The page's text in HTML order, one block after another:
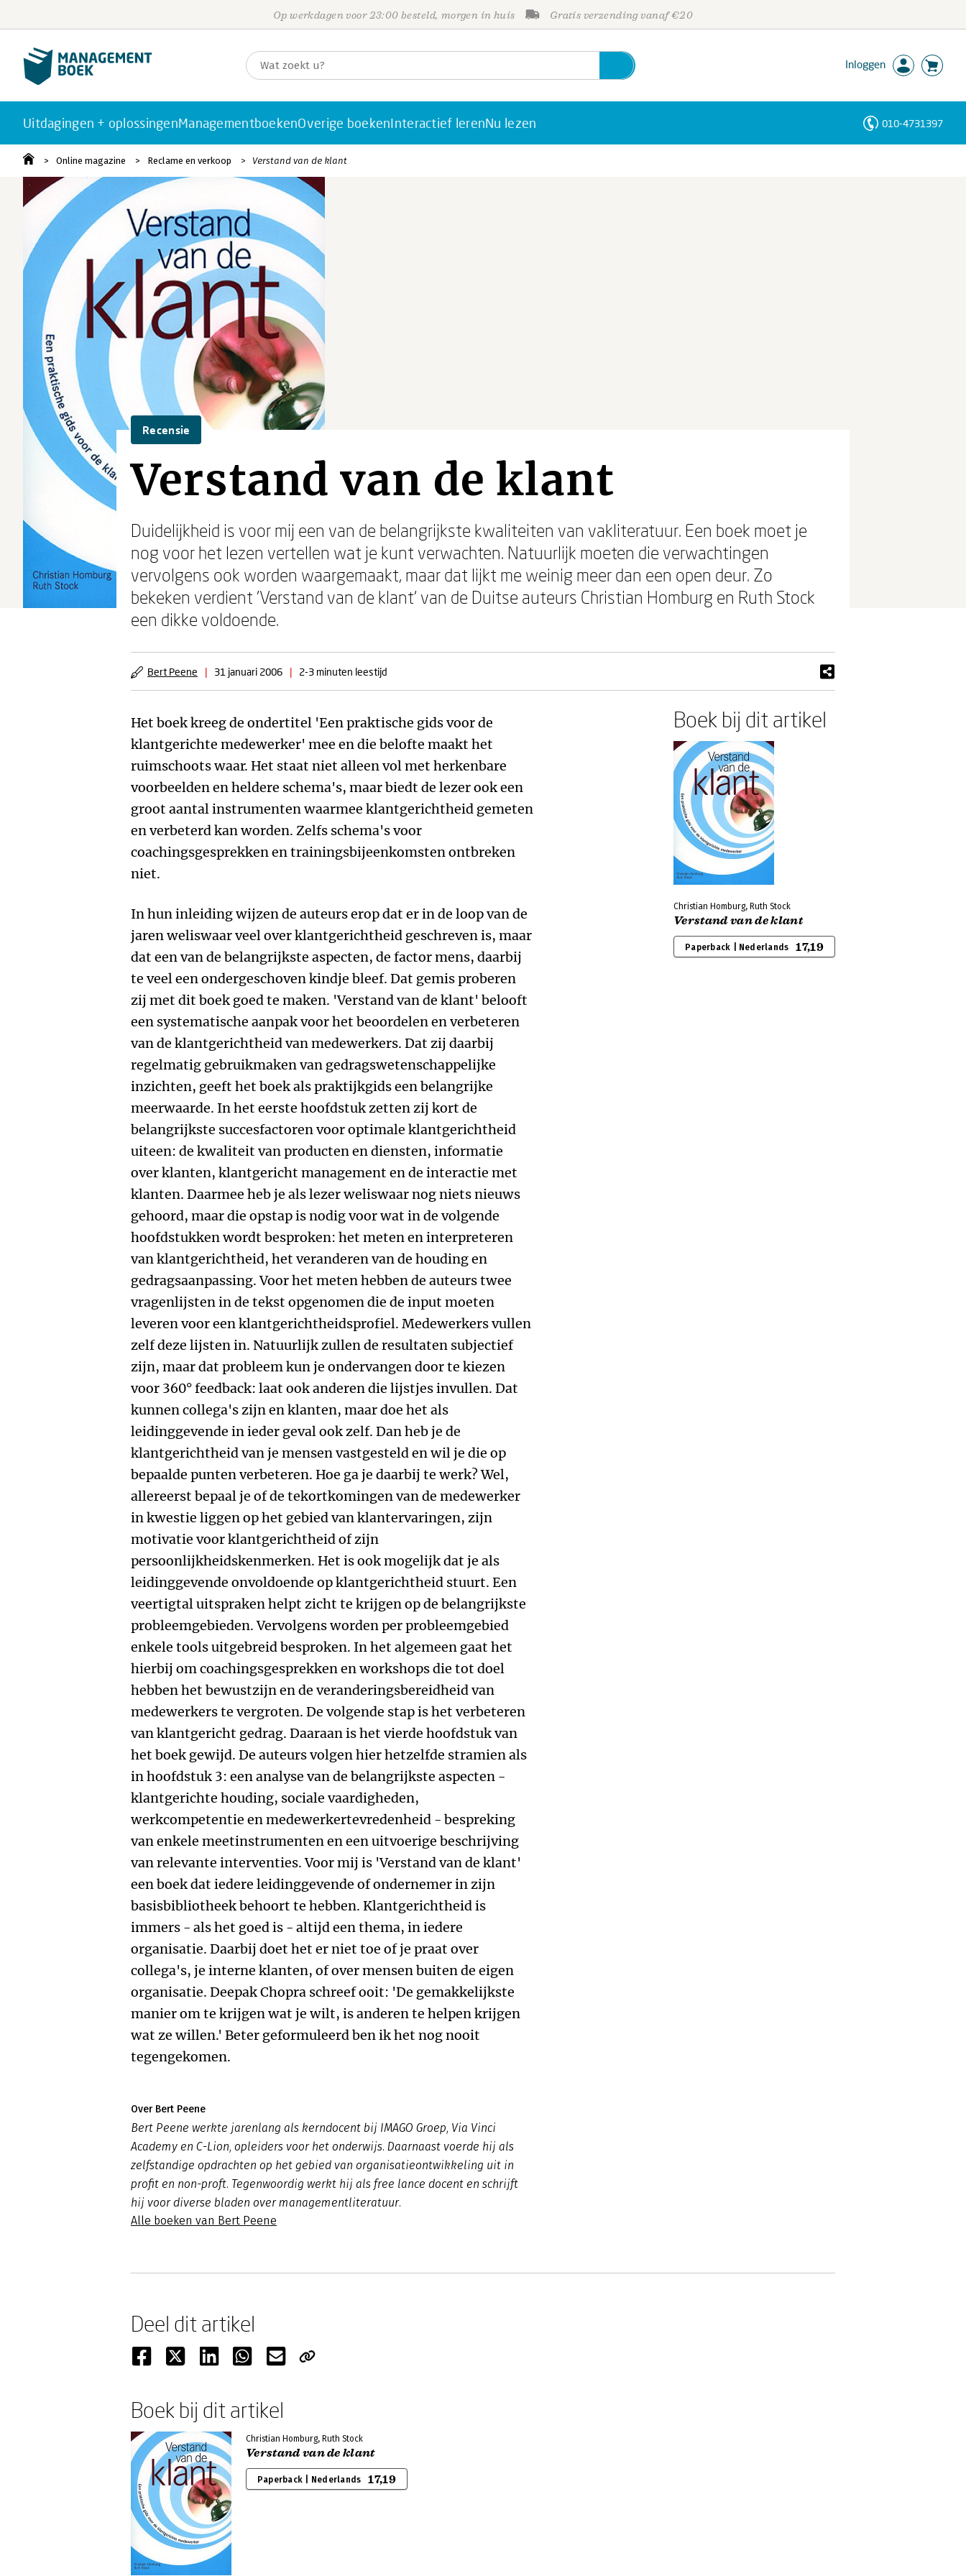
Op werkdagen voor 23:00 besteld, morgen in huis Gratis verzending vanaf €20
Inloggen
Uitdagingen + oplossingenManagementboekenOverige boekenInteractief lerenNu lezen 010-4731397
Online magazine Reclame en verkoop Verstand van de klant
Recensie
Verstand van de klant
Duidelijkheid is voor mij een van de belangrijkste kwaliteiten van vakliteratuur. Een boek moet je
nog voor het lezen vertellen wat je kunt verwachten. Natuurlijk moeten die verwachtingen
vervolgens ook worden waargemaakt, maar dat lijkt me weinig meer dan een open deur. Zo
bekeken verdient 'Verstand van de klant' van de Duitse auteurs Christian Homburg en Ruth Stock
een dikke voldoende.
Bert Peene | 31 januari 2006 | 2-3 minuten leestijd
Het boek kreeg de ondertitel 'Een praktische gids voor de
klantgerichte medewerker' mee en die belofte maakt het
ruimschoots waar. Het staat niet alleen vol met herkenbare
voorbeelden en heldere schema's, maar biedt de lezer ook een
groot aantal instrumenten waarmee klantgerichtheid gemeten
en verbeterd kan worden. Zelfs schema's voor
coachingsgesprekken en trainingsbijeenkomsten ontbreken
niet.
In hun inleiding wijzen de auteurs erop dat er in de loop van de
jaren weliswaar veel over klantgerichtheid geschreven is, maar
dat een van de belangrijkste aspecten, de factor mens, daarbij
te veel een ondergeschoven kindje bleef. Dat gemis proberen
zij met dit boek goed te maken. 'Verstand van de klant' belooft
een systematische aanpak voor het beoordelen en verbeteren
van de klantgerichtheid van medewerkers. Dat zij daarbij
regelmatig gebruikmaken van gedragswetenschappelijke
inzichten, geeft het boek als praktijkgids een belangrijke
meerwaarde. In het eerste hoofdstuk zetten zij kort de
belangrijkste succesfactoren voor optimale klantgerichtheid
uiteen: de kwaliteit van producten en diensten, informatie
over klanten, klantgericht management en de interactie met
klanten. Daarmee heb je als lezer weliswaar nog niets nieuws
gehoord, maar die opstap is nodig voor wat in de volgende
hoofdstukken wordt besproken: het meten en interpreteren
van klantgerichtheid, het veranderen van de houding en
gedragsaanpassing. Voor het meten hebben de auteurs twee
vragenlijsten in de tekst opgenomen die de input moeten
leveren voor een klantgerichtheidsprofiel. Medewerkers vullen
zelf deze lijsten in. Natuurlijk zullen de resultaten subjectief
zijn, maar dat probleem kun je ondervangen door te kiezen
voor 360° feedback: laat ook anderen die lijstjes invullen. Dat
kunnen collega's zijn en klanten, maar doe het als
leidinggevende in ieder geval ook zelf. Dan heb je de
klantgerichtheid van je mensen vastgesteld en wil je die op
bepaalde punten verbeteren. Hoe ga je daarbij te werk? Wel,
allereerst bepaal je of de tekortkomingen van de medewerker
in kwestie liggen op het gebied van klantervaringen, zijn
motivatie voor klantgerichtheid of zijn
persoonlijkheidskenmerken. Het is ook mogelijk dat je als
leidinggevende onvoldoende op klantgerichtheid stuurt. Een
veertigtal uitspraken helpt zicht te krijgen op de belangrijkste
probleemgebieden. Vervolgens worden per probleemgebied
enkele tools uitgebreid besproken. In het algemeen gaat het
hierbij om coachingsgesprekken en workshops die tot doel
hebben het bewustzijn en de veranderingsbereidheid van
medewerkers te vergroten. De volgende stap is het verbeteren
van klantgericht gedrag. Daaraan is het vierde hoofdstuk van
het boek gewijd. De auteurs volgen hier hetzelfde stramien als
in hoofdstuk 3: een analyse van de belangrijkste aspecten -
klantgerichte houding, sociale vaardigheden,
werkcompetentie en medewerkertevredenheid - bespreking
van enkele meetinstrumenten en een uitvoerige beschrijving
van relevante interventies. Voor mij is 'Verstand van de klant'
een boek dat iedere leidinggevende of ondernemer in zijn
basisbibliotheek behoort te hebben. Klantgerichtheid is
immers - als het goed is - altijd een thema, in iedere
organisatie. Daarbij doet het er niet toe of je praat over
collega's, je interne klanten, of over mensen buiten de eigen
organisatie. Deepak Chopra schreef ooit: 'De gemakkelijkste
manier om te krijgen wat je wilt, is anderen te helpen krijgen
wat ze willen.' Beter geformuleerd ben ik het nog nooit
tegengekomen.
Over Bert Peene
Bert Peene werkte jarenlang als kerndocent bij IMAGO Groep, Via Vinci
Academy en C-Lion, opleiders voor het onderwijs. Daarnaast voerde hij als
zelfstandige opdrachten op het gebied van organisatieontwikkeling uit in
profit en non-proft. Tegenwoordig werkt hij als free lance docent en schrijft
hij voor diverse bladen over managementliteratuur.
Alle boeken van Bert Peene
Boek bij dit artikel
Christian Homburg, Ruth Stock
Verstand van de klant
Paperback | Nederlands 17,19
Deel dit artikel
Boek bij dit artikel
Christian Homburg, Ruth Stock
Verstand van de klant
Paperback | Nederlands 17,19
Personen